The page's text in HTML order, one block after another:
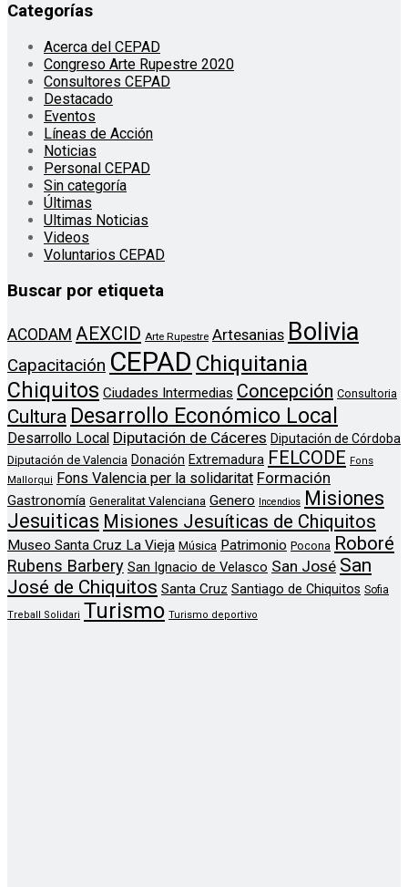
Categorías
Acerca del CEPAD
Congreso Arte Rupestre 2020
Consultores CEPAD
Destacado
Eventos
Líneas de Acción
Noticias
Personal CEPAD
Sin categoría
Últimas
Ultimas Noticias
Videos
Voluntarios CEPAD
Buscar por etiqueta
ACODAM AEXCID Arte Rupestre Artesanias Bolivia
Capacitación CEPAD Chiquitania
Chiquitos Ciudades Intermedias Concepción Consultoria
Cultura Desarrollo Económico Local
Desarrollo Local Diputación de Cáceres Diputación de Córdoba
Diputación de Valencia Donación Extremadura FELCODE Fons
Mallorqui
Fons Valencia per la solidaritat Formación
Gastronomía Generalitat Valenciana Genero Incendios
Misiones
Jesuiticas Misiones Jesuíticas de Chiquitos
Museo Santa Cruz La Vieja Música Patrimonio Pocona Roboré
Rubens Barbery San Ignacio de Velasco San José San
José de Chiquitos Santa Cruz Santiago de Chiquitos Sofia
Treball Solidari Turismo Turismo deportivo